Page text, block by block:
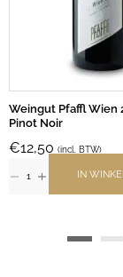
Weingut Pfaffl
Pinot Noir
€12,50 (incl. BTW)
IN